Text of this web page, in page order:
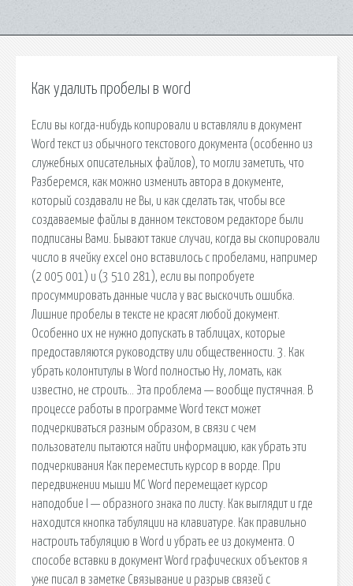
Как удалить пробелы в word
Если вы когда-нибудь копировали и вставляли в документ
Word текст из обычного текстового документа (особенно из
служебных описательных файлов), то могли заметить, что
Разберемся, как можно изменить автора в документе,
который создавали не Вы, и как сделать так, чтобы все
создаваемые файлы в данном текстовом редакторе были
подписаны Вами. Бывают такие случаи, когда вы скопировали
число в ячейку excel оно вставилось с пробелами, например
(2 005 001) и (3 510 281), если вы попробуете
просуммировать данные числа у вас выскочить ошибка.
Лишние пробелы в тексте не красят любой документ.
Особенно их не нужно допускать в таблицах, которые
предоставляются руководству или общественности. 3. Как
убрать колонтитулы в Word полностью Ну, ломать, как
известно, не строить… Эта проблема — вообще пустячная. В
процессе работы в программе Word текст может
подчеркиваться разным образом, в связи с чем
пользователи пытаются найти информацию, как убрать эти
подчеркивания Как переместить курсор в ворде. При
передвижении мыши MC Word перемещает курсор
наподобие I — образного знака по листу. Как выглядит и где
находится кнопка табуляции на клавиатуре. Как правильно
настроить табуляцию в Word и убрать ее из документа. О
способе вставки в документ Word графических объектов я
уже писал в заметке Связывание и разрыв связей с